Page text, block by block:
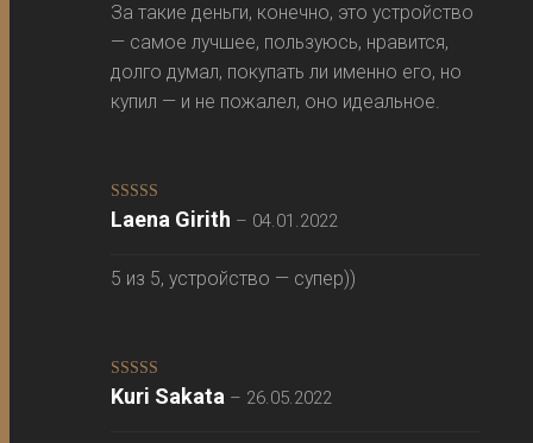
За такие деньги, конечно, это устройство
— самое лучшее, пользуюсь, нравится,
долго думал, покупать ли именно его, но
купил — и не пожалел, оно идеальное.
Оценка 5из
5
Laena Girith – 04.01.2022
5 из 5, устройство — супер))
Оценка5из
5
Kuri Sakata – 26.05.2022